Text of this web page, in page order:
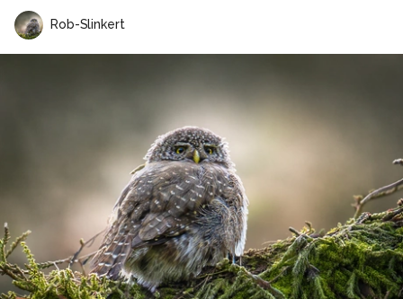
Rob-Slinkert